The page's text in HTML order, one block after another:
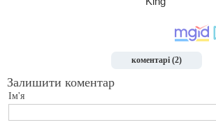
коментарі (2)
Залишити коментар
Ім'я